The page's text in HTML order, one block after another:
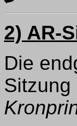
2) AR-
Die
Sitzung